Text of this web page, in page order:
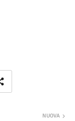
NUOVA